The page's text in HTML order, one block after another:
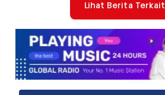
Lihat Berita Terkait